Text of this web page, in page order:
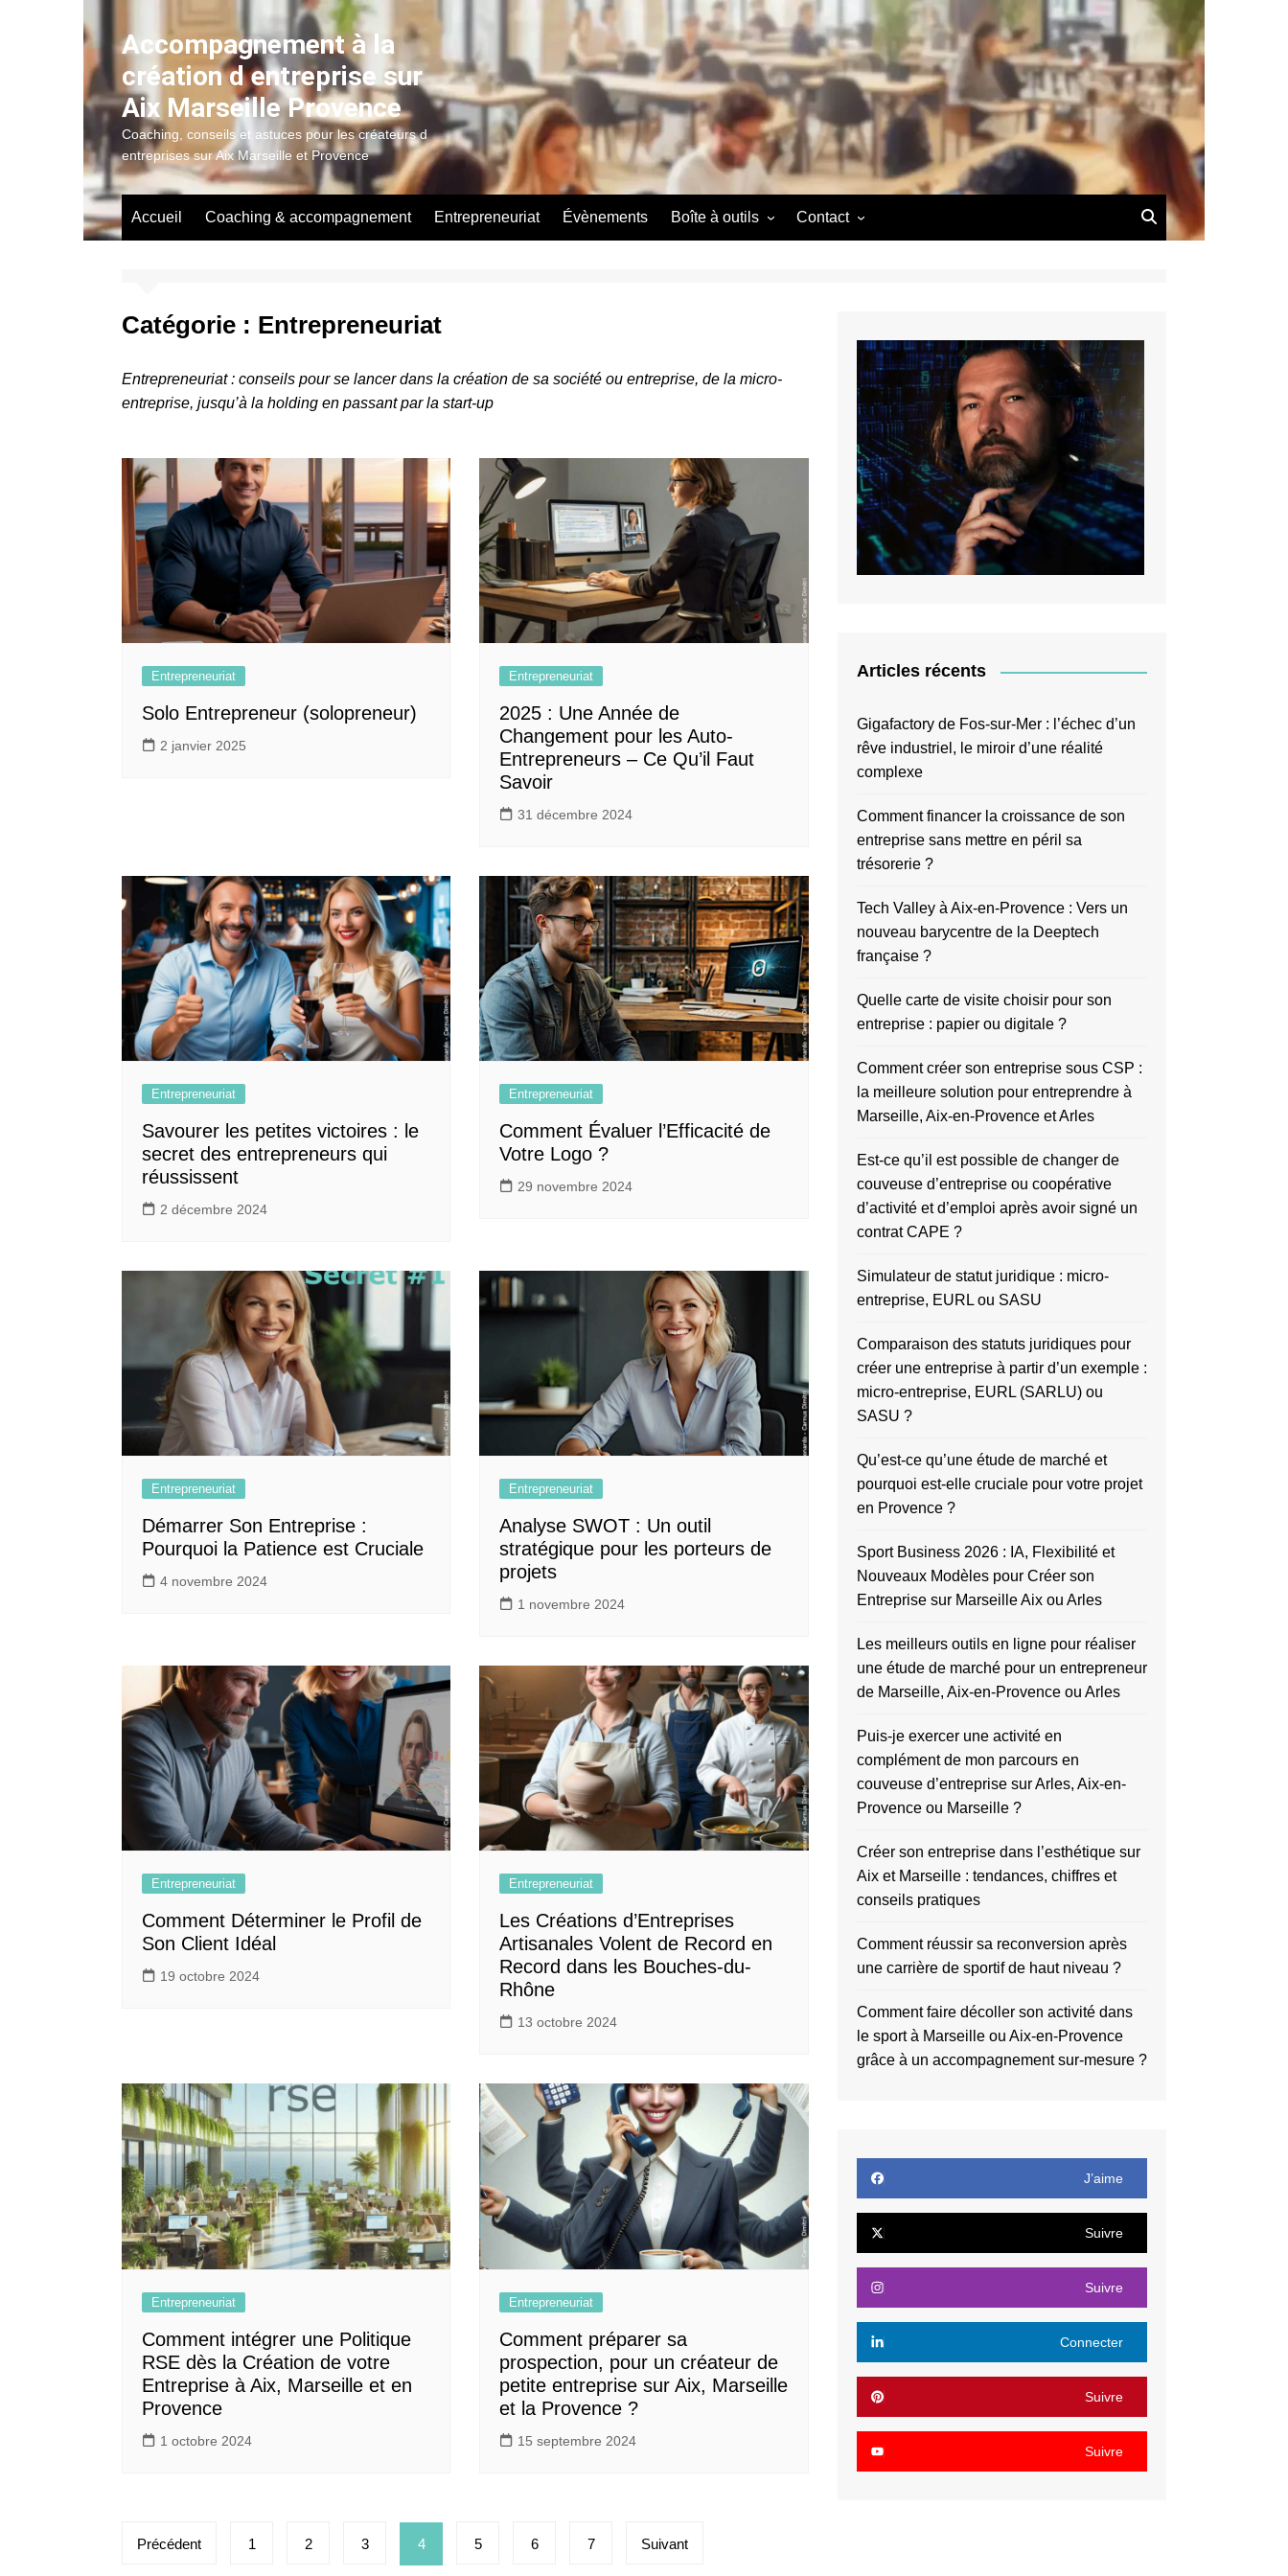
Accompagnement à la
création d entreprise sur
Aix Marseille Provence
Coaching, conseils et astuces pour les créateurs d
entreprises sur Aix Marseille et Provence
Accueil Coaching & accompagnement Entrepreneuriat Évènements Boîte à outils Contact
Catégorie : Entrepreneuriat
Entrepreneuriat : conseils pour se lancer dans la création de sa société ou entreprise, de la micro-
entreprise, jusqu’à la holding en passant par la start-up
Entrepreneuriat
Solo Entrepreneur (solopreneur)
2 janvier 2025
Entrepreneuriat
2025 : Une Année de
Changement pour les Auto-
Entrepreneurs – Ce Qu’il Faut
Savoir
31 décembre 2024
Entrepreneuriat
Savourer les petites victoires : le
secret des entrepreneurs qui
réussissent
2 décembre 2024
Entrepreneuriat
Comment Évaluer l’Efficacité de
Votre Logo ?
29 novembre 2024
Entrepreneuriat
Démarrer Son Entreprise :
Pourquoi la Patience est Cruciale
4 novembre 2024
Entrepreneuriat
Analyse SWOT : Un outil
stratégique pour les porteurs de
projets
1 novembre 2024
Entrepreneuriat
Comment Déterminer le Profil de
Son Client Idéal
19 octobre 2024
Entrepreneuriat
Les Créations d’Entreprises
Artisanales Volent de Record en
Record dans les Bouches-du-
Rhône
13 octobre 2024
Entrepreneuriat
Comment intégrer une Politique
RSE dès la Création de votre
Entreprise à Aix, Marseille et en
Provence
1 octobre 2024
Entrepreneuriat
Comment préparer sa
prospection, pour un créateur de
petite entreprise sur Aix, Marseille
et la Provence ?
15 septembre 2024
Pagination
Précédent 1 2 3 4 5 6 7 Suivant
Articles récents
Gigafactory de Fos-sur-Mer : l’échec d’un
rêve industriel, le miroir d’une réalité
complexe
Comment financer la croissance de son
entreprise sans mettre en péril sa
trésorerie ?
Tech Valley à Aix-en-Provence : Vers un
nouveau barycentre de la Deeptech
française ?
Quelle carte de visite choisir pour son
entreprise : papier ou digitale ?
Comment créer son entreprise sous CSP :
la meilleure solution pour entreprendre à
Marseille, Aix-en-Provence et Arles
Est-ce qu’il est possible de changer de
couveuse d’entreprise ou coopérative
d’activité et d’emploi après avoir signé un
contrat CAPE ?
Simulateur de statut juridique : micro-
entreprise, EURL ou SASU
Comparaison des statuts juridiques pour
créer une entreprise à partir d’un exemple :
micro-entreprise, EURL (SARLU) ou
SASU ?
Qu’est-ce qu’une étude de marché et
pourquoi est-elle cruciale pour votre projet
en Provence ?
Sport Business 2026 : IA, Flexibilité et
Nouveaux Modèles pour Créer son
Entreprise sur Marseille Aix ou Arles
Les meilleurs outils en ligne pour réaliser
une étude de marché pour un entrepreneur
de Marseille, Aix-en-Provence ou Arles
Puis-je exercer une activité en
complément de mon parcours en
couveuse d’entreprise sur Arles, Aix-en-
Provence ou Marseille ?
Créer son entreprise dans l’esthétique sur
Aix et Marseille : tendances, chiffres et
conseils pratiques
Comment réussir sa reconversion après
une carrière de sportif de haut niveau ?
Comment faire décoller son activité dans
le sport à Marseille ou Aix-en-Provence
grâce à un accompagnement sur-mesure ?
J’aime
Suivre
Suivre
Connecter
Suivre
Suivre